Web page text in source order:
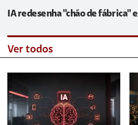
IA redesenha "chão de fábrica"
Ver todos